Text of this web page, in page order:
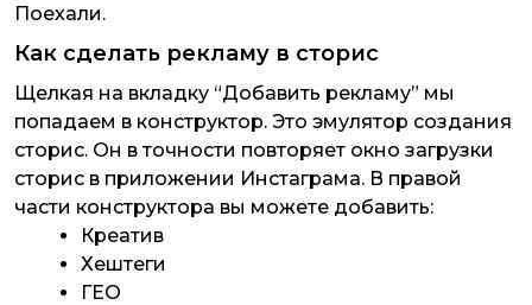
Поехали.
Как сделать рекламу в сторис
Щелкая на вкладку “Добавить рекламу” мы
попадаем в конструктор. Это эмулятор создания
сторис. Он в точности повторяет окно загрузки
сторис в приложении Инстаграма. В правой
части конструктора вы можете добавить:
Креатив
Хештеги
ГЕО